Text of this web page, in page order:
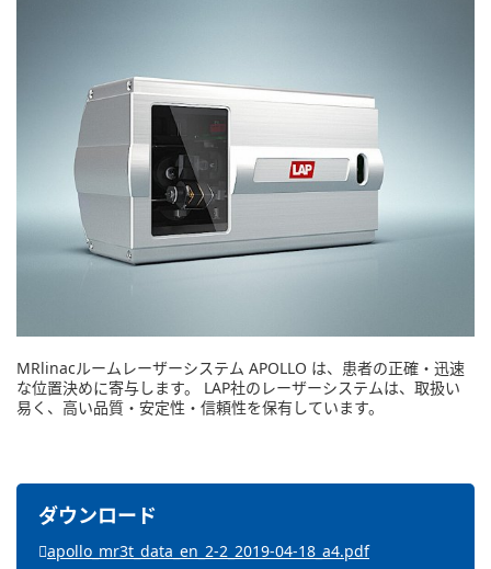
MRlinacルームレーザーシステム APOLLO は、患者の正確・迅速
な位置決めに寄与します。 LAP社のレーザーシステムは、取扱い
易く、高い品質・安定性・信頼性を保有しています。
apollo_mr3t_data_en_2-2_2019-04-18_a4.pdf